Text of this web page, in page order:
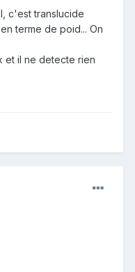
c'est translucide
terme de poid... On
et il ne detecte rien